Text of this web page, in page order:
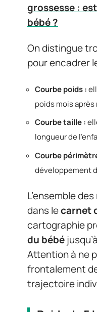
grossesse :
bébé ?
On distingue
pour encadrer
Courbe poids :
poids mois après
Courbe taille :
longueur de
Courbe
développement
L’ensemble
dans lecarnet
cartographie
du bébé
Attention à ne
frontalement
trajectoire